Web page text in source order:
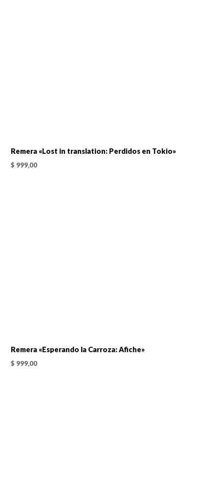
Remera «Lost in translation: Perdidos en Tokio»
$ 999,00
Remera «Esperando la Carroza: Afiche»
$ 999,00